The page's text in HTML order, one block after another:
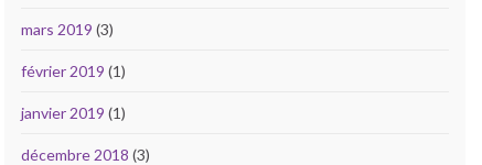
mars 2019 (3)
février 2019 (1)
janvier 2019 (1)
décembre 2018 (3)